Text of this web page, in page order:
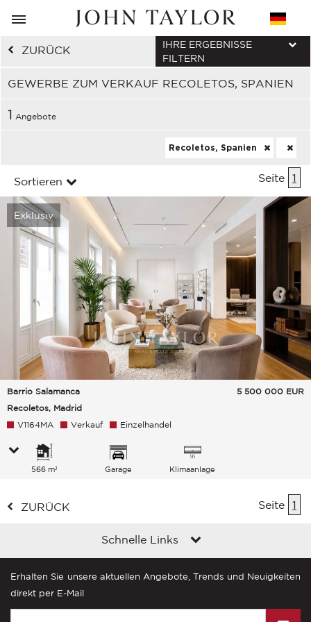
ZURÜCK
GEWERBE ZUM VERKAUF RECOLETOS, SPANIEN
IHRE ERGEBNISSE
FILTERN
1 Angebote
Recoletos, Spanien
Sortieren Seite 1
Exklusiv
Barrio Salamanca
Recoletos, Madrid
5 500 000 EUR
V1164MA Verkauf Einzelhandel
566 m² Garage Klimaanlage
ZURÜCK Seite 1
Schnelle Links
Erhalten Sie unsere aktuellen Angebote, Trends und Neuigkeiten
direkt per E-Mail